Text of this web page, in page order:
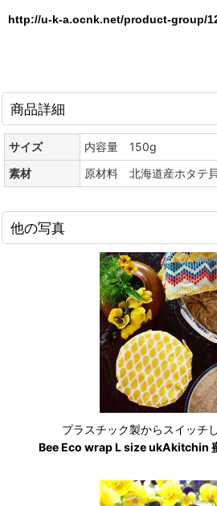
http://u-k-a.ocnk.net/product-group/
商品詳細
サイズ
内容量 150g
素材
原材料 北海道産ホタテ
他の写真
プラスチック製からスイッチ
Bee Eco wrap L size ukAkitchin